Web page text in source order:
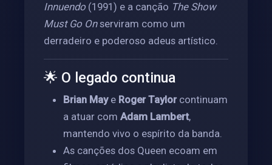
Innuendo (1991) e a canção The Show
Must Go Onserviram como um
derradeiro e poderoso adeus artístico.
🌟 O legado continua
Brian Maye Roger Taylorcontinuam
a atuar com Adam Lambert,
mantendo vivo o espírito da banda.
As canções dos Queen ecoam em